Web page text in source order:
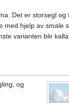
Det er storsegl og
hjelp av smale
varianten blir kalla
og